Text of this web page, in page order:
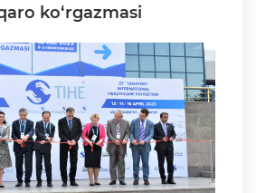
ko‘rgazmasi